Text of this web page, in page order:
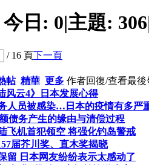
今日: 0|主題: 306
/ 16 頁下一頁
帖 精華 更多 作者回復/查看最後
风云4》日本发展心得
人员被感染…日本的疫情有多严
债务产生的缘由与清偿过程
飞机首犯领空 将强化钓岛警戒
届芥川奖、直木奖揭晓
留 日本网友纷纷表示太感动了